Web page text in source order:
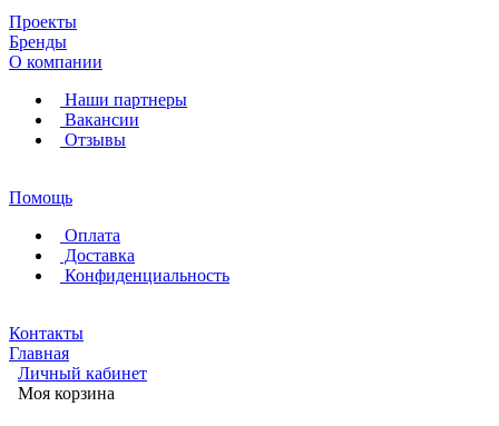
Проекты
Бренды
О компании
Наши партнеры
Вакансии
Отзывы
Помощь
Оплата
Доставка
Конфиденциальность
Контакты
Главная
Личный кабинет
Моя корзина